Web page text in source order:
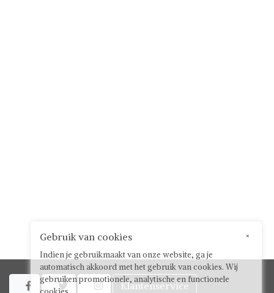
   Klantenservice
×
Gebruik van cookies
Indien je gebruikmaakt van onze website, ga je
automatisch akkoord met het gebruik van cookies. Wij
gebruiken promotionele, analytische en functionele